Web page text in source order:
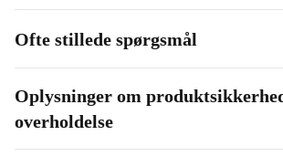
Ofte stillede spørgsmål
Oplysninger om
overholdelse